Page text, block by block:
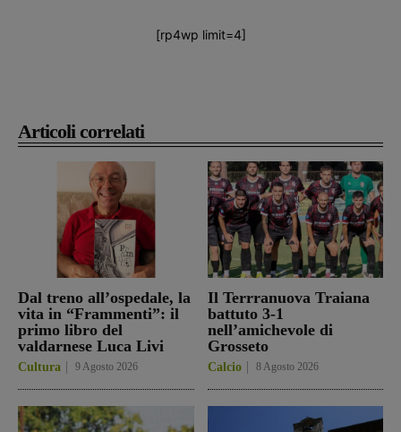
Articoli correlati
Dal treno all’ospedale, la
vita in “Frammenti”: il
primo libro del
valdarnese Luca Livi
Cultura 9 Agosto 2026
Il Terrranuova Traiana
battuto 3-1
nell’amichevole di
Grosseto
Calcio 8 Agosto 2026
[rp4wp limit=4]